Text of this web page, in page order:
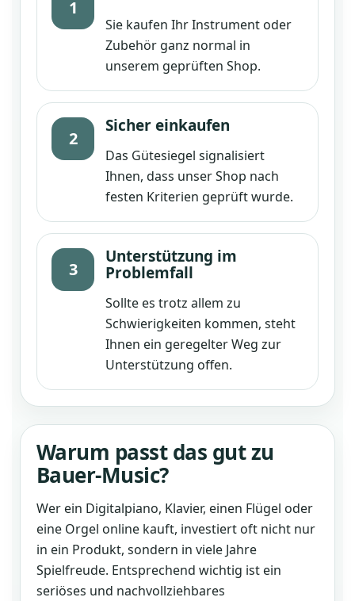
1
Sie kaufen Ihr Instrument oder
Zubehör ganz normal in
unserem geprüften Shop.
2
Sicher einkaufen
Das Gütesiegel signalisiert
Ihnen, dass unser Shop nach
festen Kriterien geprüft wurde.
3
Unterstützung im
Problemfall
Sollte es trotz allem zu
Schwierigkeiten kommen, steht
Ihnen ein geregelter Weg zur
Unterstützung offen.
Warum passt das gut zu
Bauer-Music?
Wer ein Digitalpiano, Klavier, einen Flügel oder
eine Orgel online kauft, investiert oft nicht nur
in ein Produkt, sondern in viele Jahre
Spielfreude. Entsprechend wichtig ist ein
seriöses und nachvollziehbares